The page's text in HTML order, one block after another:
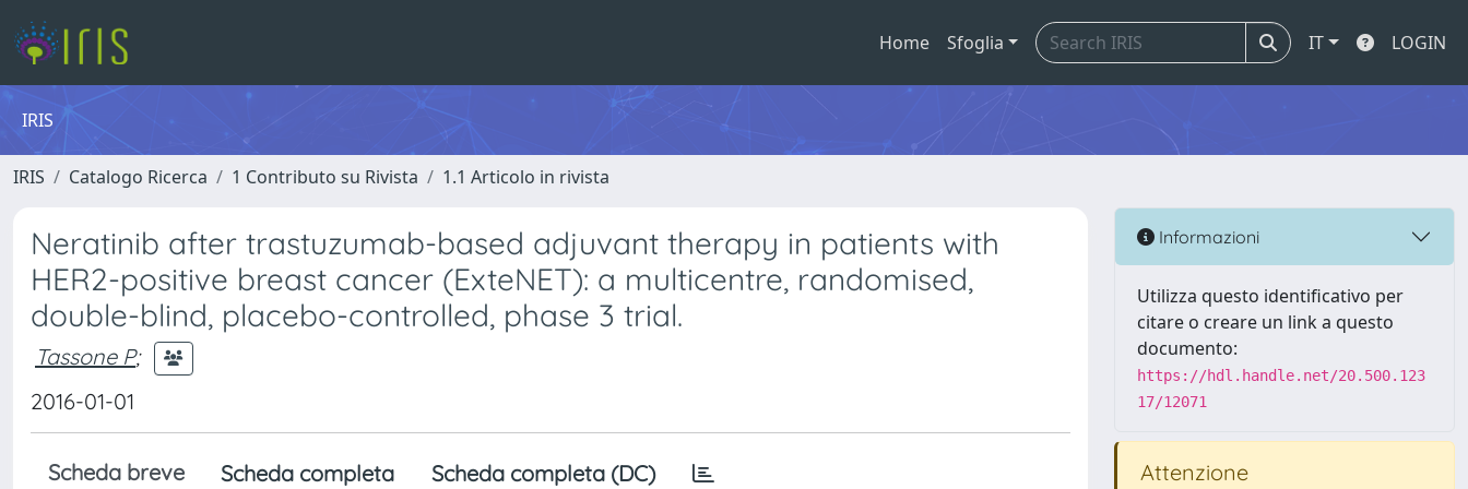
Home Sfoglia IT LOGIN
IRIS
IRIS Catalogo Ricerca 1 Contributo su Rivista 1.1 Articolo in rivista
Neratinib after trastuzumab-based adjuvant therapy in patients with
HER2-positive breast cancer (ExteNET): a multicentre, randomised,
double-blind, placebo-controlled, phase 3 trial.
Tassone P;
2016-01-01
Scheda breve Scheda completa Scheda completa (DC)
Informazioni
Utilizza questo identificativo per
citare o creare un link a questo
documento:
https://hdl.handle.net/20.500.123
17/12071
Attenzione